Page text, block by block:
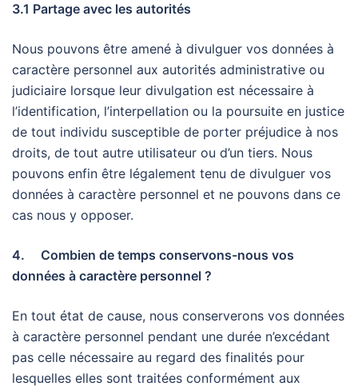
3.1 Partage avec les autorités
Nous pouvons être amené à divulguer vos données à
caractère personnel aux autorités administrative ou
judiciaire lorsque leur divulgation est nécessaire à
l’identification, l’interpellation ou la poursuite en justice
de tout individu susceptible de porter préjudice à nos
droits, de tout autre utilisateur ou d’un tiers. Nous
pouvons enfin être légalement tenu de divulguer vos
données à caractère personnel et ne pouvons dans ce
cas nous y opposer.
4. Combien de temps conservons-nous vos
données à caractère personnel ?
En tout état de cause, nous conserverons vos données
à caractère personnel pendant une durée n’excédant
pas celle nécessaire au regard des finalités pour
lesquelles elles sont traitées conformément aux